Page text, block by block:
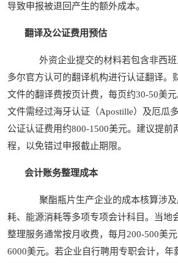
导致申报被退回产生的额外成本。
翻译及公证费用预估
外资企业提交的材料若包含非西班
多尔官方认可的翻译机构进行认证翻译。
文件的翻译费按页计费，每页约30-50美
文件需经过海牙认证（Apostille）及厄瓜
公证认证费用约800-1500美元。建议提前
程，以免错过申报截止期限。
会计账务整理成本
聚酯瓶片生产企业的成本核算涉及
耗、能源消耗等多项专项会计科目。当地
整理服务通常按月收费，每月200-500美
6000美元。若企业自行聘用专职会计，年